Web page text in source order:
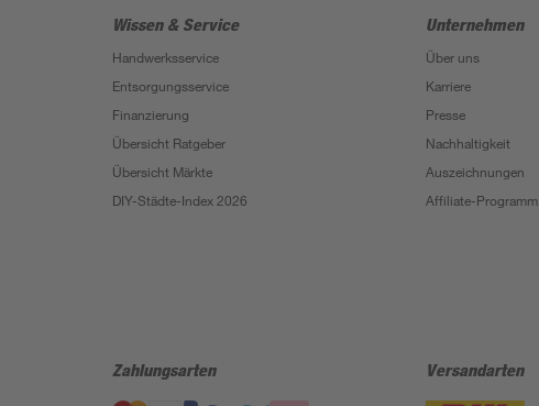
Wissen & Service
Handwerksservice
Entsorgungsservice
Finanzierung
Übersicht Ratgeber
Übersicht Märkte
DIY-Städte-Index 2026
Unternehmen
Über uns
Karriere
Presse
Nachhaltigkeit
Auszeichnungen
Affiliate-Programm
Zahlungsarten Versandarten